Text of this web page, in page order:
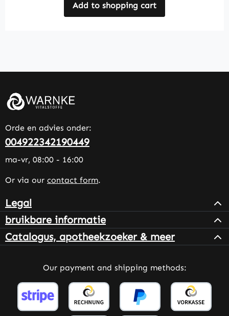
Add to shopping cart
Orde en advies onder:
004922342190449
ma-vr, 08:00 - 16:00
Or via our contact form.
Legal
bruikbare informatie
Catalogus, apotheekzoeker & meer
Our payment and shipping methods: